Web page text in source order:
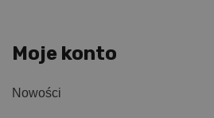
Moje konto
Nowości